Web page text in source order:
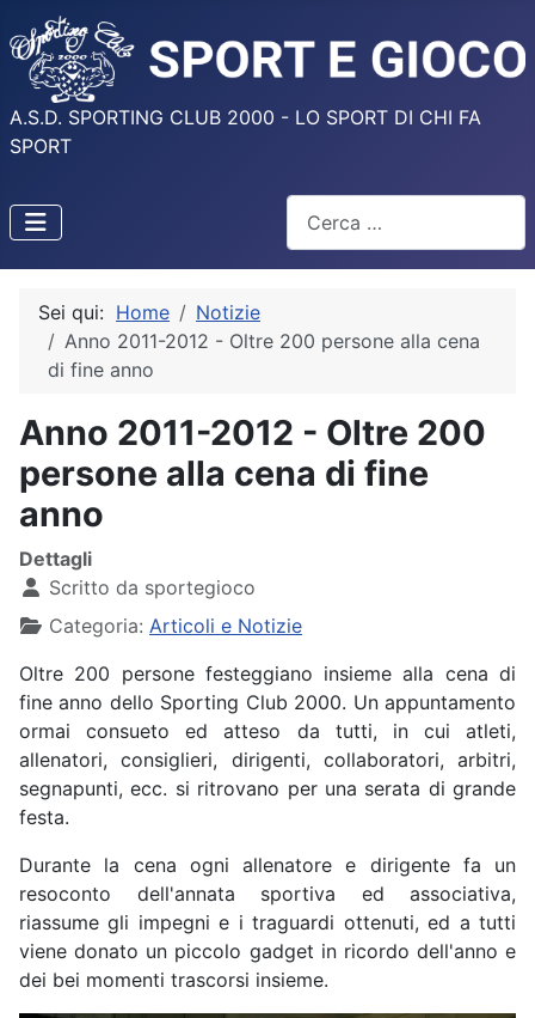
A.S.D. SPORTING CLUB 2000 - LO SPORT DI CHI FA
SPORT
Sei qui: Home
Notizie
Anno 2011-2012 - Oltre 200 persone alla cena
di fine anno
Anno 2011-2012 - Oltre 200
persone alla cena di fine
anno
Dettagli
Scritto da sportegioco
Categoria: Articoli e Notizie
Oltre 200 persone festeggiano insieme alla cena di
fine anno dello Sporting Club 2000. Un appuntamento
ormai consueto ed atteso da tutti, in cui atleti,
allenatori, consiglieri, dirigenti, collaboratori, arbitri,
segnapunti, ecc. si ritrovano per una serata di grande
festa.
Durante la cena ogni allenatore e dirigente fa un
resoconto dell'annata sportiva ed associativa,
riassume gli impegni e i traguardi ottenuti, ed a tutti
viene donato un piccolo gadget in ricordo dell'anno e
dei bei momenti trascorsi insieme.